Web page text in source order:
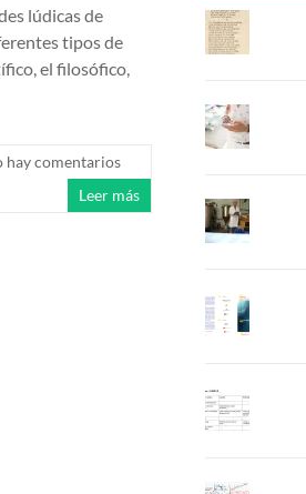
lúdicas de
tipos de
el filosófico,
hay comentarios
Leer más